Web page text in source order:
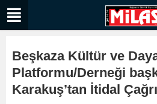
Beşkaza Kültür ve
Platformu/Derneği
Karakuş’tan İtidal